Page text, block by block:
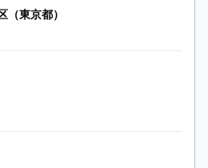
（東京都）